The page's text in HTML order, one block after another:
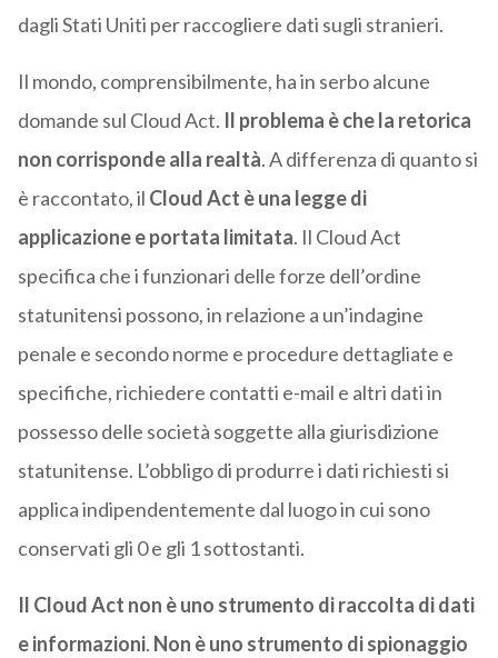
dagli Stati Uniti per raccogliere dati sugli stranieri.
Il mondo, comprensibilmente, ha in serbo alcune
domande sul Cloud Act. Il problema è che la retorica
non corrisponde alla realtà. A differenza di quanto si
è raccontato, il Cloud Act è una legge di
applicazione e portata limitata. Il Cloud Act
specifica che i funzionari delle forze dell’ordine
statunitensi possono, in relazione a un’indagine
penale e secondo norme e procedure dettagliate e
specifiche, richiedere contatti e-mail e altri dati in
possesso delle società soggette alla giurisdizione
statunitense. L’obbligo di produrre i dati richiesti si
applica indipendentemente dal luogo in cui sono
conservati gli 0 e gli 1 sottostanti.
Il Cloud Act non è uno strumento di raccolta di dati
e informazioni. Non è uno strumento di spionaggio